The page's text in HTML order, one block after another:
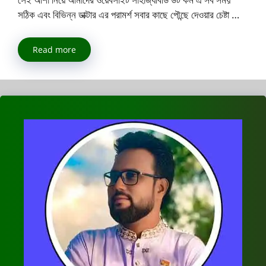
সঠিক এবং বিভিন্ন ডাক্টার এর পরামর্শ সবার কাছে পৌন্ছে দেওয়ার চেষ্টা …
Read more